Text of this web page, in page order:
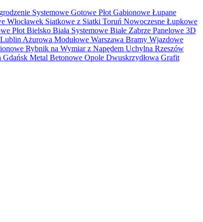
Systemowe Gotowe Płot Gabionowe Łupane
Siatkowe z Siatki Toruń Nowoczesne Łupkowe
Bielsko Biała Systemowe Białe Zabrze Panelowe 3D
Ażurowa Modułowe Warszawa Bramy Wjazdowe
Rybnik na Wymiar z Napędem Uchylna Rzeszów
Metal Betonowe Opole Dwuskrzydłowa Grafit